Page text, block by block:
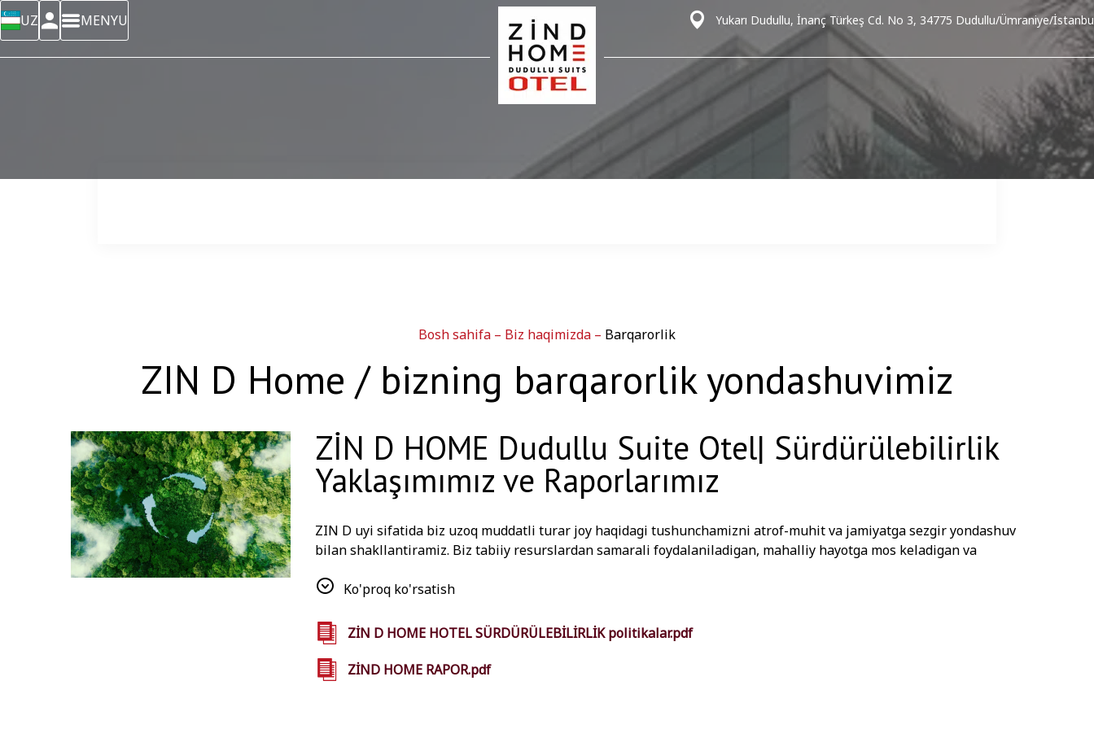
UZ MENYU Yukarı Dudullu, İnanç Türkeş Cd. No 3, 34775 Dudullu/Ümraniye/İstanbu
Bosh sahifa – Biz haqimizda – Barqarorlik
ZIN D Home / bizning barqarorlik yondashuvimiz
ZİN D HOME Dudullu Suite Otel| Sürdürülebilirlik
Yaklaşımımız ve Raporlarımız
ZIN D uyi sifatida biz uzoq muddatli turar joy haqidagi tushunchamizni atrof-muhit va jamiyatga sezgir yondashuv
bilan shakllantiramiz. Biz tabiiy resurslardan samarali foydalaniladigan, mahalliy hayotga mos keladigan va
qilganmiz. Siz bizning tegishli hisobotlarimizga ushbu sahifadan kirishingiz mumkin.
Ko'proq ko'rsatish
ZİN D HOME HOTEL SÜRDÜRÜLEBİLİRLİK politikalar.pdf
ZİND HOME RAPOR.pdf